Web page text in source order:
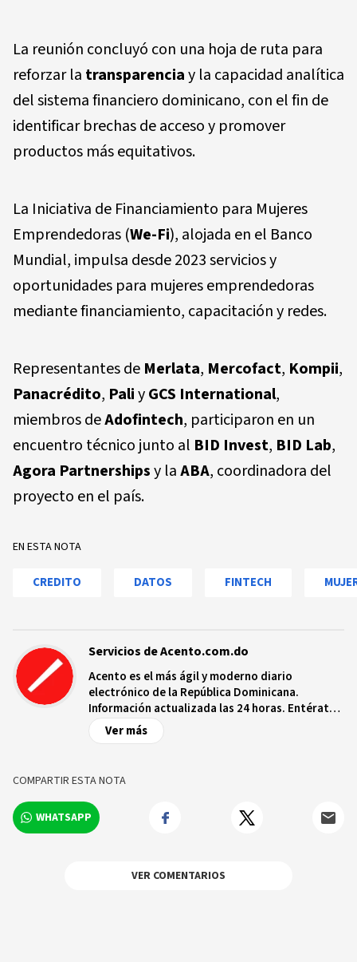
La reunión concluyó con una hoja de ruta para
reforzar la transparenciay la capacidad analítica
del sistema financiero dominicano, con el fin de
identificar brechas de acceso y promover
productos más equitativos.
La Iniciativa de Financiamiento para Mujeres
Emprendedoras (We-Fi), alojada en el Banco
Mundial, impulsa desde 2023 servicios y
oportunidades para mujeres emprendedoras
mediante financiamiento, capacitación y redes.
Representantes de Merlata, Mercofact, Kompii,
Panacrédito, PaliyGCS International,
miembros deAdofintech, participaron en un
encuentro técnico junto al BID Invest, BID Lab,
Agora Partnershipsy laABA, coordinadora del
proyecto en el país.
EN ESTA NOTA
CREDITO DATOS FINTECH
Servicios de Acento.com.do
Acento es el más ágil y moderno diario
electrónico de la República Dominicana.
Información actualizada las 24 horas. Entérate
de las noticias y sucesos más importantes a
nivel nacional e internacional, videos y fotos
relevantes en tiempo real.
Ver más
COMPARTIR ESTA NOTA
WHATSAPP
VER COMENTARIOS